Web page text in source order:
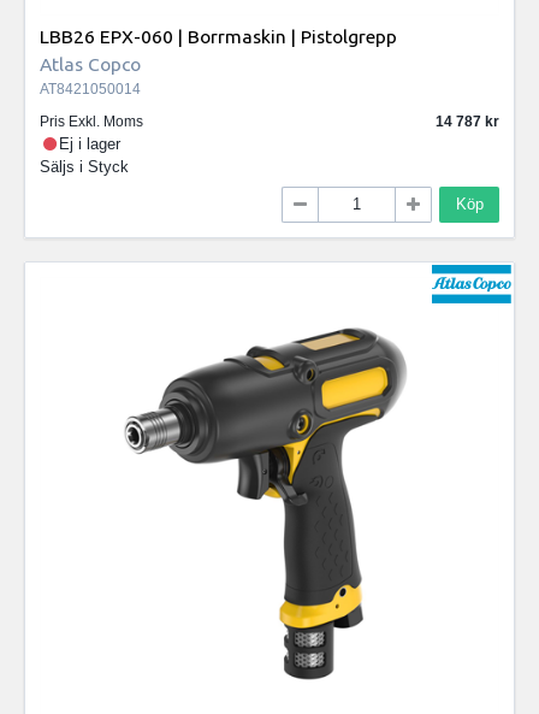
LBB26 EPX-060 | Borrmaskin | Pistolgrepp
Atlas Copco
AT8421050014
Pris Exkl. Moms
14 787
Ej i lager
Säljs i Styck
Köp